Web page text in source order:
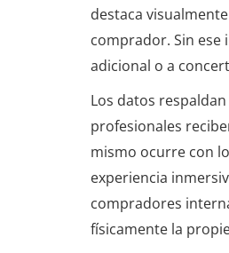
destaca
comprador. Sin ese
adicional o a
Los datos
profesionales
mismo ocurre con
experiencia
compradores
físicamente la